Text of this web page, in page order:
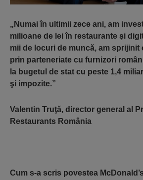
„Numai în ultimii zece ani, am
milioane de lei în restaurante şi
mii de locuri de muncă, am sprijinit
prin parteneriate cu furnizori
la bugetul de stat cu peste 1,4
şi impozite.”
Valentin Truţă, director general al
Restaurants România
Cum s-a scris povestea